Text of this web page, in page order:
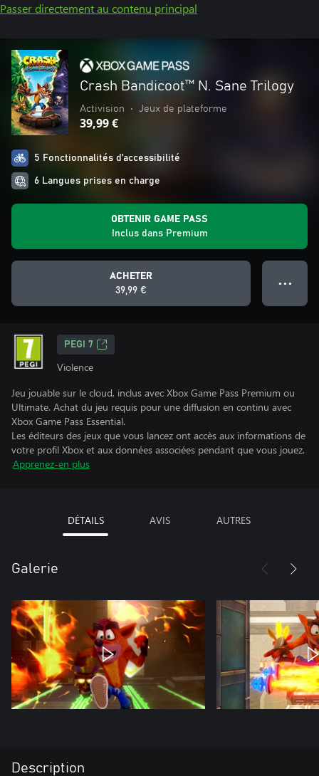
Passer directement au contenu principal
Crash Bandicoot™ N. Sane Trilogy
Activision • Jeux de plateforme
39,99 €
5 Fonctionnalités d’accessibilité
6 Langues prises en charge
OBTENIR GAME PASS
Inclus dans Premium
ACHETER
39,99 €
● ● ●
PEGI 7
Violence
Jeu jouable sur le cloud, inclus avec Xbox Game Pass Premium ou
Ultimate. Achat du jeu requis pour une diffusion en continu avec
Xbox Game Pass Essential.
Les éditeurs des jeux que vous lancez ont accès aux informations de
votre profil Xbox et aux données associées pendant que vous jouez.
Apprenez-en plus
DÉTAILS AVIS AUTRES
Galerie
Description